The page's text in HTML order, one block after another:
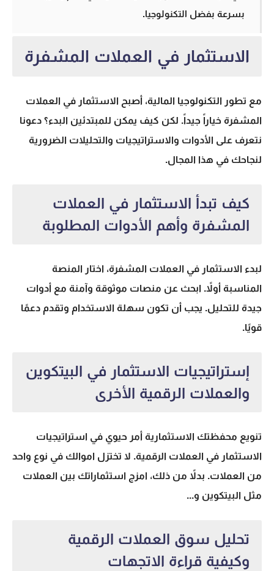
بسرعة بفضل التكنولوجيا.
الاستثمار في العملات المشفرة
مع تطور التكنولوجيا المالية، أصبح الاستثمار في العملات
المشفرة خياراً جيداً. لكن كيف يمكن للمبتدئين البدء؟ دعونا
نتعرف على الأدوات والاستراتيجيات والتحليلات الضرورية
لنجاحك في هذا المجال.
كيف تبدأ الاستثمار في العملات
المشفرة وأهم الأدوات المطلوبة
لبدء الاستثمار في العملات المشفرة، اختار المنصة
المناسبة أولاً. ابحث عن منصات موثوقة وآمنة مع أدوات
جيدة للتحليل. يجب أن تكون سهلة الاستخدام وتقدم دعمًا
قويًا.
إستراتيجيات الاستثمار في البيتكوين
والعملات الرقمية الأخرى
تنويع محفظتك الاستثمارية أمر حيوي في استراتيجيات
الاستثمار في العملات الرقمية. لا تختزل اموالك في نوع واحد
من العملات. بدلاً من ذلك، امزج استثماراتك بين العملات
مثل البيتكوين و...
تحليل سوق العملات الرقمية
وكيفية قراءة الاتجهات